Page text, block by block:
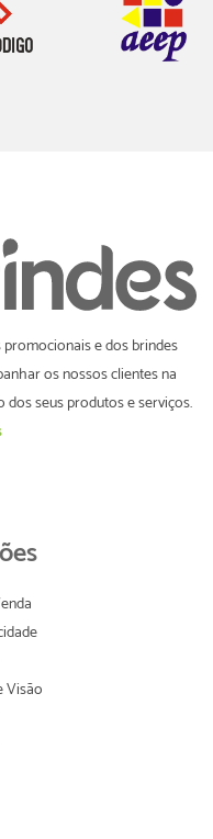
e dos brindes
os nossos clientes na
seus produtos e serviços.
Visão